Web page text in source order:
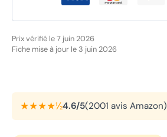
Prix vérifié le 7 juin 2026
Fiche mise à jour le 3 juin 2026
★★★★½4.6/5(2001 avis Amazon)